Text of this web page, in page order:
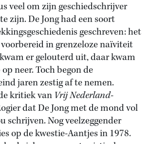
veel om zijn geschiedschrijver
zijn. De Jong had een soort
geschreven: het
in grenzeloze naïviteit
er gelouterd uit, daar kwam
neer. Toch begon de
jaren zestig af te nemen.
kritiek van Vrij Nederland-
dat De Jong met de mond vol
schrijven. Nog veelzeggender
op de kwestie-Aantjes in 1978.